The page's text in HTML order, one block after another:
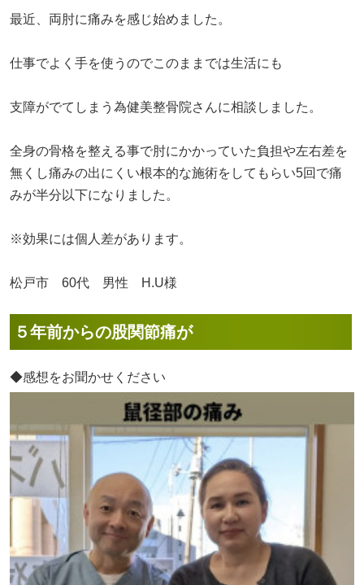
最近、両肘に痛みを感じ始めました。
仕事でよく手を使うのでこのままでは生活にも
支障がでてしまう為健美整骨院さんに相談しました。
全身の骨格を整える事で肘にかかっていた負担や左右差を
無くし痛みの出にくい根本的な施術をしてもらい5回で痛
みが半分以下になりました。
※効果には個人差があります。
松戸市 60代 男性 H.U様
５年前からの股関節痛が
◆感想をお聞かせください